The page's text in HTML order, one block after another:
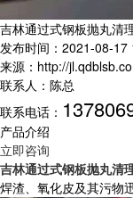
吉林通过式钢板抛丸清
发布时间：2021-08-17
来源：http://
联系人：陈总
联系电话：
产品介绍
立即咨询
吉林通过式钢板抛丸清
焊渣、氧化皮及其污物